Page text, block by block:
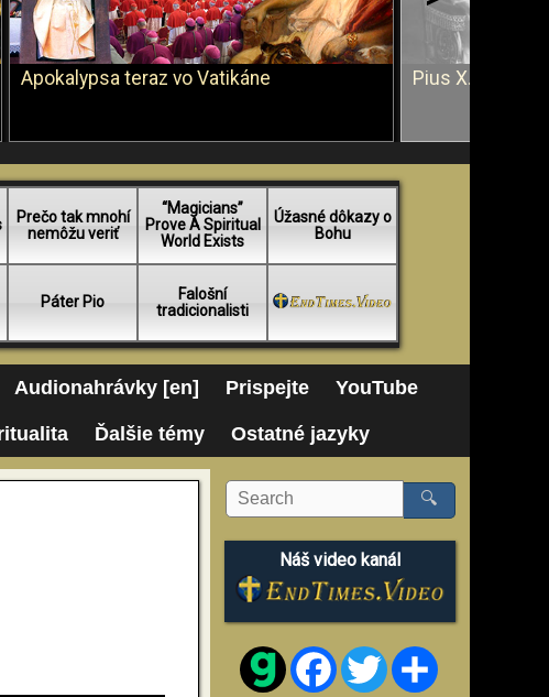
Apokalypsa teraz vo Vatikáne Pius X. vs. Ján
Prečo tak mnohí
nemôžu veriť
“Magicians”
Prove A Spiritual
World Exists
Úžasné dôkazy o
Bohu
Páter Pio
Falošní
tradicionalisti
Audionahrávky [en] Prispejte YouTube
Ďalšie témy Ostatné jazyky
🔍
Náš video kanál
FacebookTwitter